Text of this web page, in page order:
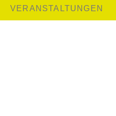
VERANSTALTUNGEN